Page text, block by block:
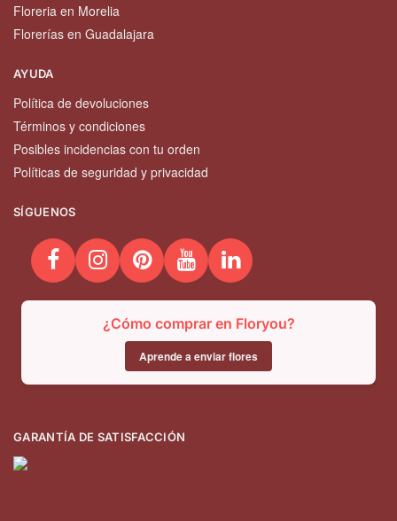
Floreria en Morelia
Florerías en Guadalajara
AYUDA
Política de devoluciones
Términos y condiciones
Posibles incidencias con tu orden
Políticas de seguridad y privacidad
SÍGUENOS
¿Cómo comprar en Floryou?
Aprende a enviar flores
GARANTÍA DE SATISFACCIÓN